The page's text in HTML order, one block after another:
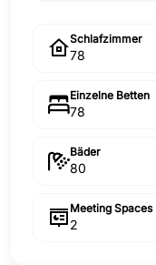
Schlafzimmer
78
Einzelne Betten
78
Bäder
80
Meeting Spaces
2